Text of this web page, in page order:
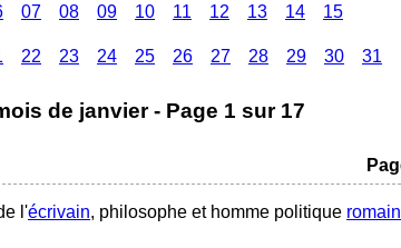
07 08 09 10 11 12 13 14 15
22 23 24 25 26 27 28 29 30 31
de janvier - Page 1 sur 17
l'écrivain, philosophe et homme politique romain